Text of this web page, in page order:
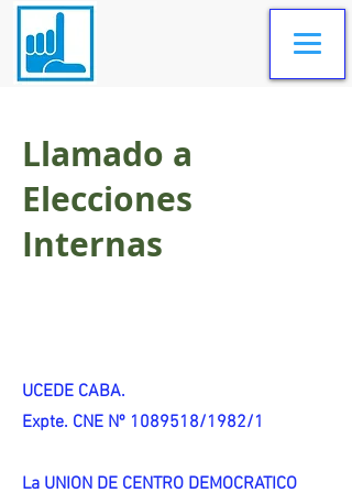
Llamado a
Elecciones
Internas
UCEDE CABA.
Expte. CNE Nº 1089518/1982/1
La UNION DE CENTRO DEMOCRATICO